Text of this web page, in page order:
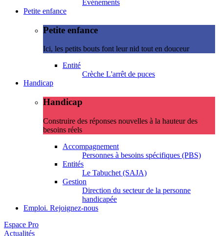
Evénements
Petite enfance
Petite enfance
Ici, les petits bouts font leur nid tout en douceur
Entité
Crèche L'arrêt de puces
Handicap
Handicap
Construire des réponses nouvelles à la hauteur des
besoins réels
Accompagnement
Personnes à besoins spécifiques (PBS)
Entités
Le Tabuchet (SAJA)
Gestion
Direction du secteur de la personne
handicapée
Emploi. Rejoignez-nous
Espace Pro
Actualités